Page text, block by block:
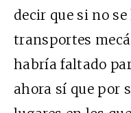
decir que si no
transportes
habría faltado
ahora sí que por